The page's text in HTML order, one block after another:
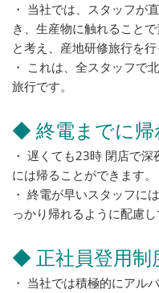
・ 当社では、スタッフが
き、生産物に触れること
と考え、産地研修旅行を行
・ これは、全スタッフで
旅行です。
◆ 終電までに帰
・ 遅くても23時 閉店で
には帰ることができます。
・ 終電が早いスタッフに
っかり帰れるように配慮し
◆ 正社員登用制
・ 当社では積極的にアル